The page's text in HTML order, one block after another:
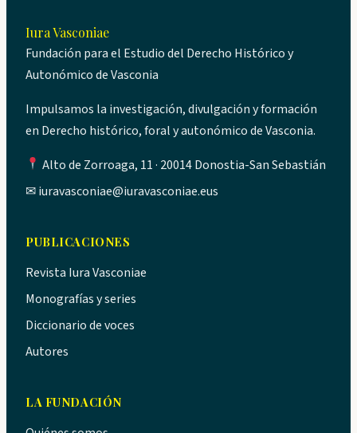
Iura Vasconiae
Fundación para el Estudio del Derecho Histórico y
Autonómico de Vasconia
Impulsamos la investigación, divulgación y formación
en Derecho histórico, foral y autonómico de Vasconia.
Alto de Zorroaga, 11 · 20014 Donostia-San Sebastián
✉iuravasconiae@iuravasconiae.eus
PUBLICACIONES
Revista Iura Vasconiae
Monografías y series
Diccionario de voces
Autores
LA FUNDACIÓN